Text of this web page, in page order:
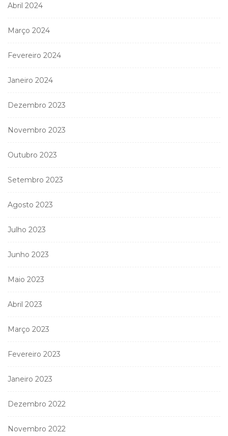
Abril 2024
Março 2024
Fevereiro 2024
Janeiro 2024
Dezembro 2023
Novembro 2023
Outubro 2023
Setembro 2023
Agosto 2023
Julho 2023
Junho 2023
Maio 2023
Abril 2023
Março 2023
Fevereiro 2023
Janeiro 2023
Dezembro 2022
Novembro 2022